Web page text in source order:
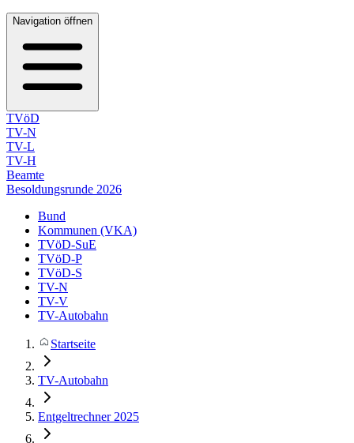
Navigation öffnen
TVöD
TV-N
TV-L
TV-H
Beamte
Besoldungsrunde 2026
Bund
Kommunen (VKA)
TVöD-SuE
TVöD-P
TVöD-S
TV-N
TV-V
TV-Autobahn
Startseite
TV-Autobahn
Entgeltrechner 2025